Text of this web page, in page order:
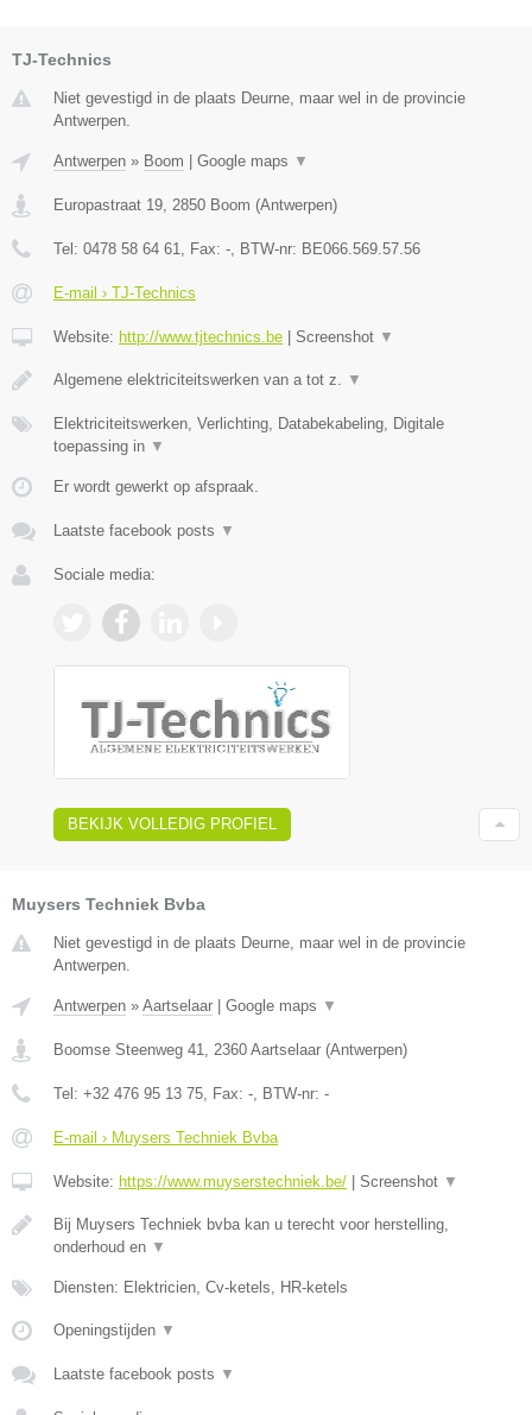
TJ-Technics
Niet gevestigd in de plaats Deurne, maar wel in de provincie
Antwerpen.
Antwerpen » Boom Google maps ▼
Europastraat 19, 2850 Boom (Antwerpen)
Tel: 0478 58 64 61, Fax: -, BTW-nr: BE066.569.57.56
E-mail › TJ-Technics
Website: http://www.tjtechnics.be Screenshot ▼
Algemene elektriciteitswerken van a tot z. ▼
Elektriciteitswerken, Verlichting, Databekabeling, Digitale
toepassing in ▼
Er wordt gewerkt op afspraak.
Laatste facebook posts ▼
Sociale media:
BEKIJK VOLLEDIG PROFIEL
Muysers Techniek Bvba
Niet gevestigd in de plaats Deurne, maar wel in de provincie
Antwerpen.
Antwerpen » Aartselaar | Google maps ▼
Boomse Steenweg 41 2360 Aartselaar (Antwerpen)
Tel: +32 476 95 13 75 , Fax: - , BTW-nr: -
E-mail › Muysers Techniek Bvba
Website: https://www.muyserstechniek.be/ | Screenshot ▼
Bij Muysers Techniek bvba kan u terecht voor herstelling,
onderhoud en ▼
Diensten: Elektricien, Cv-ketels, HR-ketels
Openingstijden ▼
Laatste facebook posts ▼